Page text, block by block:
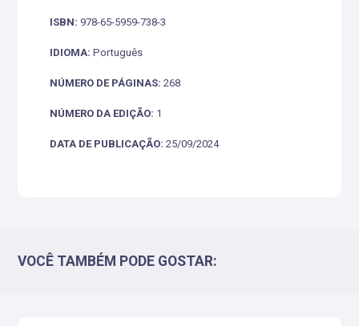
ISBN: 978-65-5959-738-3
IDIOMA: Português
NÚMERO DE PÁGINAS: 268
NÚMERO DA EDIÇÃO: 1
DATA DE PUBLICAÇÃO: 25/09/2024
VOCÊ TAMBÉM PODE GOSTAR: